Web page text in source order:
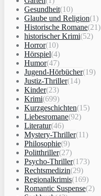
Gesundheit(10)
Glaube und Religion(1)
Historische Romane(21)
historischer Krimi(52)
Horror(10)
Hörspiel(4)
Humor(47)
Jugend-Hörbücher(19)
Justiz-Thriller(14)
Kinder(23)
Krimi(699)
Kurzgeschichten(15)
Liebesromane(92)
Literatur(46)
Mystery-Thriller(11)
Philosophie(9)
Politthriller(27)
Psycho-Thriller(173)
Rechtsmedizin(29)
Regionalkrimis(169)
Romantic Suspense(2)